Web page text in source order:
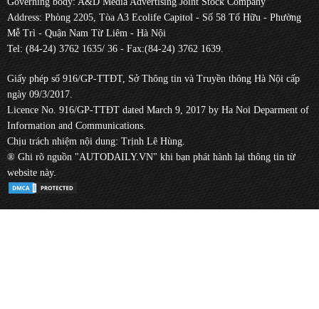
Address: Phòng 2205, Tòa A3 Ecolife Capitol - Số 58 Tố Hữu - Phường
Mễ Trì - Quận Nam Từ Liêm - Hà Nội
Tel: (84-24) 3762 1635/ 36 - Fax:(84-24) 3762 1639.
Giấy phép số 916/GP-TTĐT, Sở Thông tin và Truyền thông Hà Nội cấp
ngày 09/3/2017.
Licence No. 916/GP-TTĐT dated March 9, 2017 by Ha Noi Deparment of
Information and Communications.
Chịu trách nhiệm nội dung: Trịnh Lê Hùng.
® Ghi rõ nguồn "AUTODAILY.VN" khi bạn phát hành lại thông tin từ
website này.